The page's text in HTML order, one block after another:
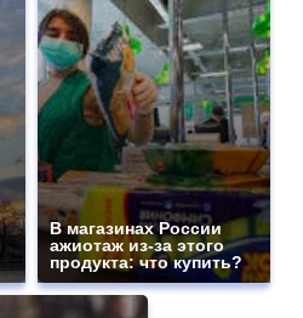
В магазинах России
ажиотаж из-за этого
продукта: что купить?